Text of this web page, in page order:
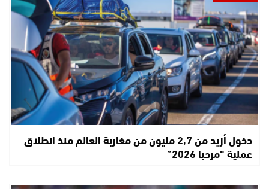
دخول أزيد من 2,7 مليون من مغاربة العالم منذ انطلاق
عملية “مرحبا 2026”